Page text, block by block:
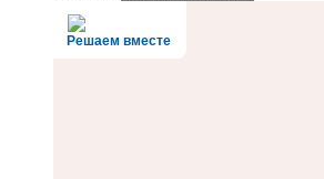
Решаем вместе